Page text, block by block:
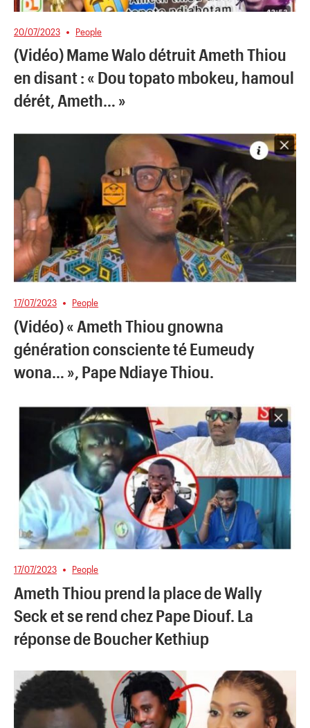
20/07/2023 People
(Vidéo) Mame Walo détruit Ameth Thiou
en disant : « Dou topato mbokeu, hamoul
dérét, Ameth… »
17/07/2023 People
(Vidéo) « Ameth Thiou gnowna
génération consciente té Eumeudy
wona… », Pape Ndiaye Thiou.
17/07/2023 People
Ameth Thiou prend la place de Wally
Seck et se rend chez Pape Diouf. La
réponse de Boucher Kethiup